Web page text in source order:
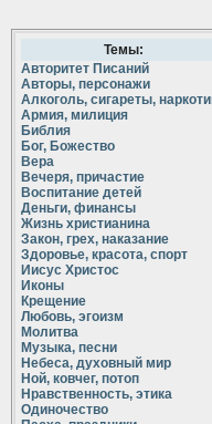
Темы:
Авторитет Писаний
Авторы, персонажи
Алкоголь, сигареты,
Армия, милиция
Библия
Бог, Божество
Вера
Вечеря, причастие
Воспитание детей
Деньги, финансы
Жизнь христианина
Закон, грех, наказание
Здоровье, красота, спорт
Иисус Христос
Иконы
Крещение
Любовь, эгоизм
Молитва
Музыка, песни
Небеса, духовный мир
Ной, ковчег, потоп
Нравственность, этика
Одиночество